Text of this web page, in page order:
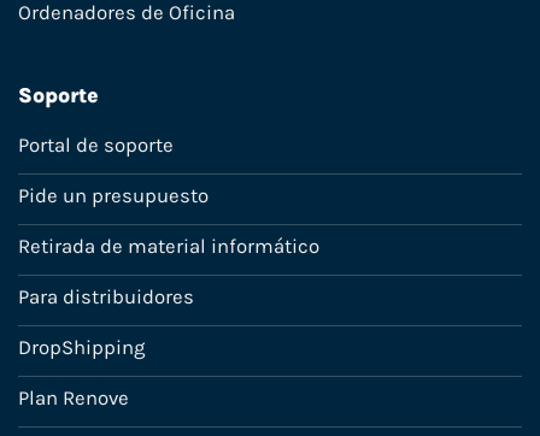
Ordenadores de Oficina
Soporte
Portal de soporte
Pide un presupuesto
Retirada de material informático
Para distribuidores
DropShipping
Plan Renove